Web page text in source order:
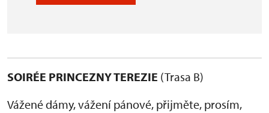
SOIRÉE PRINCEZNY TEREZIE (Trasa B)
Vážené dámy, vážení pánové, přijměte, prosím,